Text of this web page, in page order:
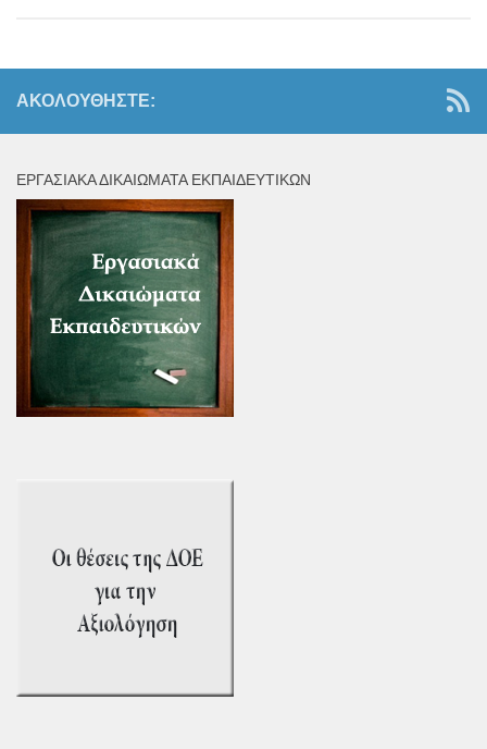
ΑΚΟΛΟΥΘΉΣΤΕ:
ΕΡΓΑΣΙΑΚΆ ΔΙΚΑΙΏΜΑΤΑ ΕΚΠΑΙΔΕΥΤΙΚΏΝ